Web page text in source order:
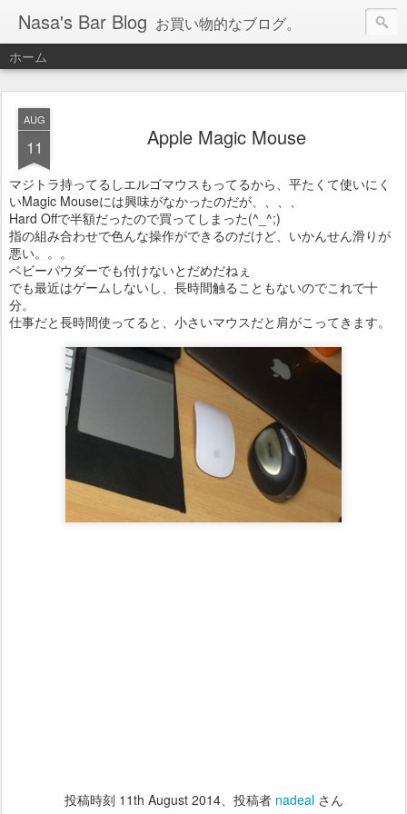
Nasa's Bar Blog お買い物的なブログ。
ホーム
AUG
11 Apple Magic Mouse
マジトラ持ってるしエルゴマウスもってるから、平たくて使いにく
いMagic Mouseには興味がなかったのだが、、、、
Hard Offで半額だったので買ってしまった(^_^;)
指の組み合わせで色んな操作ができるのだけど、いかんせん滑りが
悪い。。。
ベビーパウダーでも付けないとだめだねぇ
でも最近はゲームしないし、長時間触ることもないのでこれで十
分。
仕事だと長時間使ってると、小さいマウスだと肩がこってきます。
投稿時刻 11th August 2014、投稿者 nadealさん